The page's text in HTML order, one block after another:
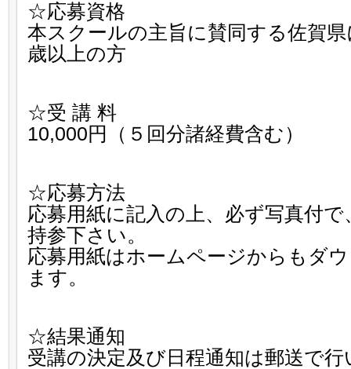
☆応募資格
本スクールの主旨に賛同する佐賀
歳以上の方
☆受 講 料
10,000円（５回分諸経費含む）
☆応募方法
応募用紙に記入の上、必ず写真付
持参下さい。
応募用紙はホームページからもダ
ます。
☆結果通知
受講の決定及び日程通知は郵送で行